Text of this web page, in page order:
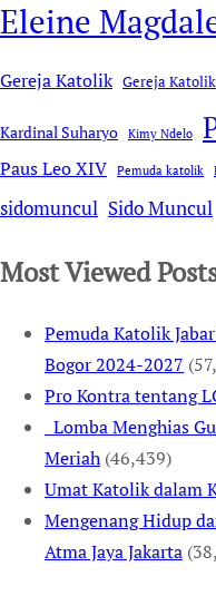
Eleine
Gereja Katolik Gereja
Kardinal Suharyo Kimy Ndelo
Paus Leo XIV Pemuda katolik
sidomuncul Sido Muncul
Most Viewed
Pemuda Katolik
Bogor 2024-2027
Pro Kontra tentang
Lomba Menghias
Meriah (46,439)
Umat Katolik dalam
Mengenang Hidup
Atma Jaya Jakarta